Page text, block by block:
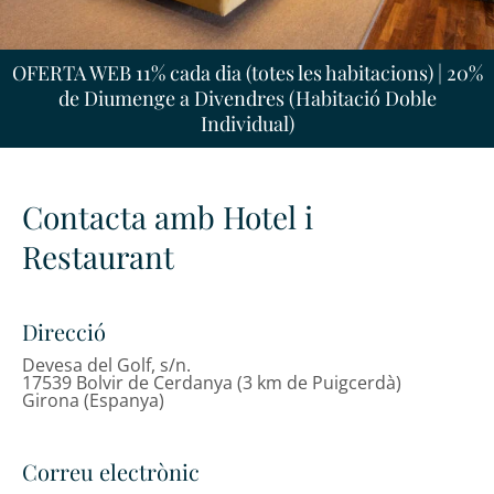
OFERTA WEB 11% cada dia (totes les habitacions) | 20%
de Diumenge a Divendres (Habitació Doble
Individual)
Contacta amb Hotel i
Restaurant
Direcció
Devesa del Golf, s/n.
17539 Bolvir de Cerdanya (3 km de Puigcerdà)
Girona (Espanya)
Correu electrònic